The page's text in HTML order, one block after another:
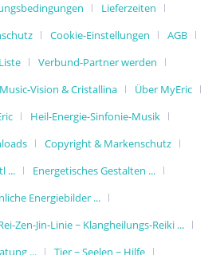
Lieferzeiten
Cookie-Einstellungen
AGB
Verbund-Partner werden
Vision & Cristallina
Über MyEric
Heil-Energie-Sinfonie-Musik
Copyright & Markenschutz
...
Energetisches Gestalten ...
Energiebilder ...
Zen-Jin-Linie ~ Klangheilungs-Reiki ...
...
Tier ~ Seelen ~ Hilfe